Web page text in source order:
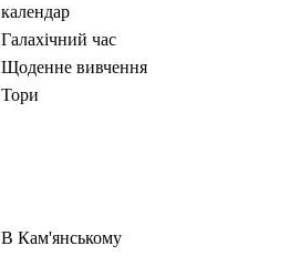
календар
Галахічний час
Щоденне вивчення
Тори
В Кам'янському